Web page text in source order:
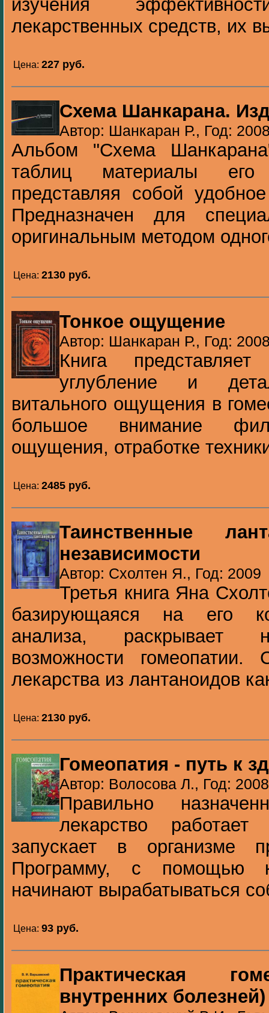
изучения
лекарственных средств, их
Цена: 227 pуб.
Схема Шанкарана.
Автор: Шанкаран Р., Год:
Альбом "Схема
таблиц материалы его
представляя собой
Предназначен для
оригинальным методом
Цена: 2130 pуб.
Тонкое ощущение
Автор: Шанкаран Р., Год:
Книга
углубление и
витального ощущения в
большое внимание
ощущения, отработке
Цена: 2485 pуб.
Таинственные
независимости
Автор: Схолтен Я., Год: 2009
Третья книга Яна
базирующаяся на его
анализа, раскрывает
возможности гомеопатии.
лекарства из лантаноидов
Цена: 2130 pуб.
Гомеопатия - путь к
Автор: Волосова Л., Год: 2008
Правильно
лекарство
запускает в организме
Программу, с помощью
начинают вырабатываться
Цена: 93 pуб.
Практическая
внутренних болезней)